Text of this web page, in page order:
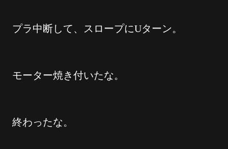
プラ中断して、スロープにUターン。
モーター焼き付いたな。
終わったな。